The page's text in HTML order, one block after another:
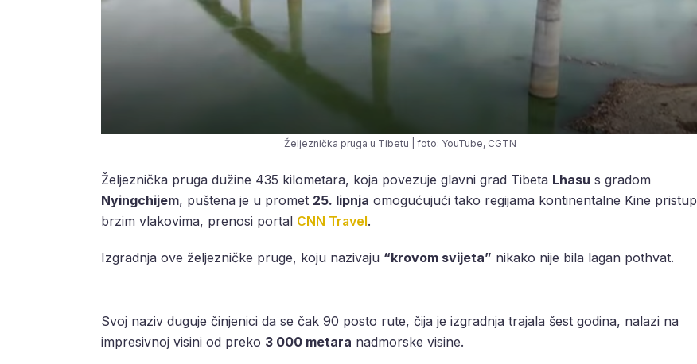
Željeznička pruga u Tibetu | foto: YouTube, CGTN
Željeznička pruga dužine 435 kilometara, koja povezuje glavni grad Tibeta Lhasu s gradom
Nyingchijem, puštena je u promet 25. lipnja omogućujući tako regijama kontinentalne Kine pristup
brzim vlakovima, prenosi portal CNN Travel.
Izgradnja ove željezničke pruge, koju nazivaju “krovom svijeta” nikako nije bila lagan pothvat.
Svoj naziv duguje činjenici da se čak 90 posto rute, čija je izgradnja trajala šest godina, nalazi na
impresivnoj visini od preko 3 000 metara nadmorske visine.